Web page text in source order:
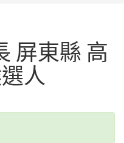
屏東縣 高
人